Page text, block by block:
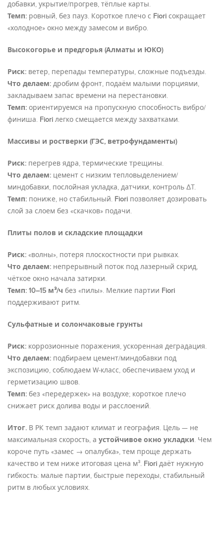
добавки, укрытие/прогрев, тёплые карты.
Темп: ровный, без пауз. Короткое плечо с Fiori сокращает
«холодное» окно между замесом и вибро.
Высокогорье и предгорья (Алматы и ЮКО)
Риск: ветер, перепады температуры, сложные подъезды.
Что делаем: дробим фронт, подаём малыми порциями,
закладываем запас времени на перестановки.
Темп: ориентируемся на пропускную способность вибро/
финиша. Fiori легко смещается между захватками.
Массивы и ростверки (ГЭС, ветрофундаменты)
Риск: перегрев ядра, термические трещины.
Что делаем: цемент с низким тепловыделением/
миндобавки, послойная укладка, датчики, контроль ΔT.
Темп: пониже, но стабильный. Fiori позволяет дозировать
слой за слоем без «скачков» подачи.
Плиты полов и складские площадки
Риск: «волны», потеря плоскостности при рывках.
Что делаем: непрерывный поток под лазерный скрид,
чёткое окно начала затирки.
Темп: 10–15 м³/ч без «пилы». Мелкие партии Fiori
поддерживают ритм.
Сульфатные и солончаковые грунты
Риск: коррозионные поражения, ускоренная деградация.
Что делаем: подбираем цемент/миндобавки под
экспозицию, соблюдаем W-класс, обеспечиваем уход и
герметизацию швов.
Темп: без «передержек» на воздухе; короткое плечо
снижает риск долива воды и расслоений.
Итог. В РК темп задают климат и география. Цель — не
максимальная скорость, а устойчивое окно укладки. Чем
короче путь «замес → опалубка», тем проще держать
качество и тем ниже итоговая цена м³. Fiori даёт нужную
гибкость: малые партии, быстрые переходы, стабильный
ритм в любых условиях.